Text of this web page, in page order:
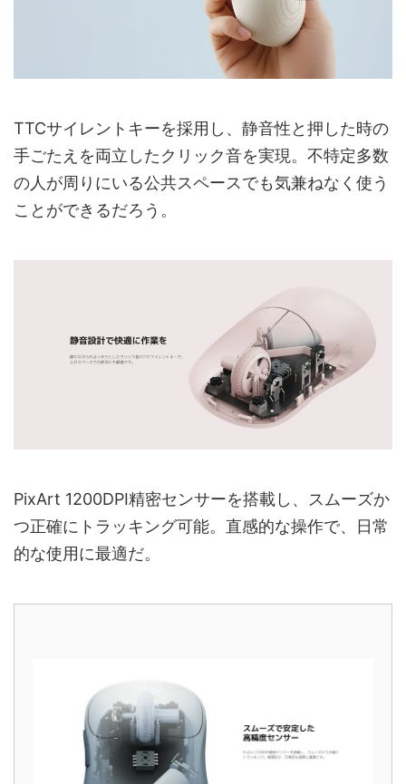
TTCサイレントキーを採用し、静音性と押した時の
手ごたえを両立したクリック音を実現。不特定多数
の人が周りにいる公共スペースでも気兼ねなく使う
ことができるだろう。
PixArt 1200DPI精密センサーを搭載し、スムーズか
つ正確にトラッキング可能。直感的な操作で、日常
的な使用に最適だ。